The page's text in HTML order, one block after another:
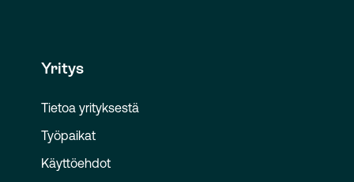
Yritys
Tietoa yrityksestä
Työpaikat
Käyttöehdot